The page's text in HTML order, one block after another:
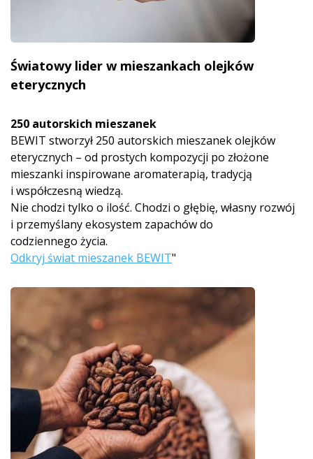
Światowy lider w mieszankach olejków
eterycznych
250 autorskich mieszanek
BEWIT stworzył 250 autorskich mieszanek olejków
eterycznych – od prostych kompozycji po złożone
mieszanki inspirowane aromaterapią, tradycją
i współczesną wiedzą.
Nie chodzi tylko o ilość. Chodzi o głębię, własny rozwój
i przemyślany ekosystem zapachów do
codziennego życia.
Odkryj świat mieszanek BEWIT"